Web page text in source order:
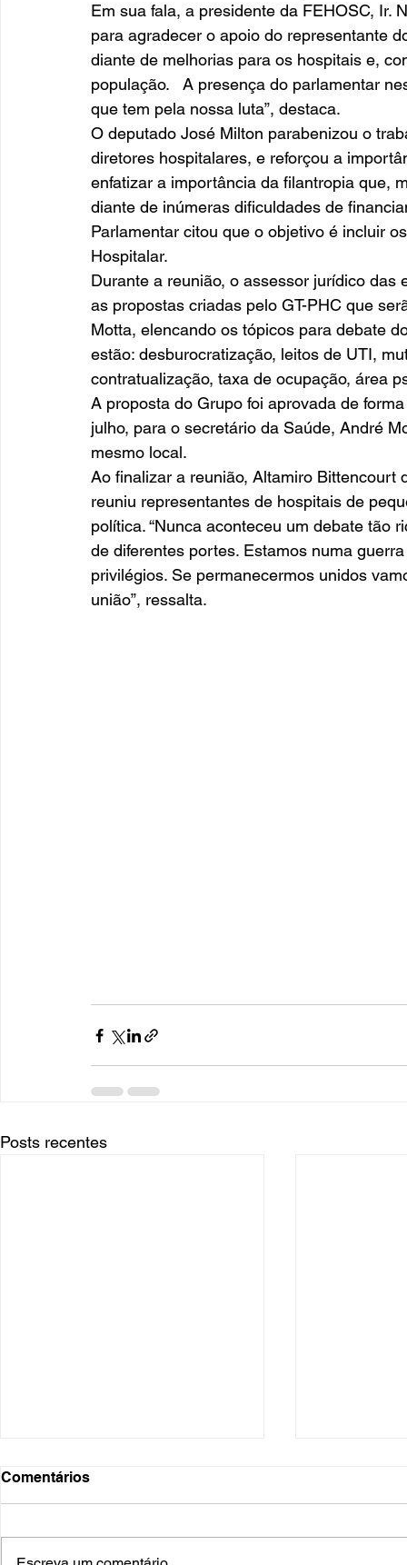
Em sua fala, a presidente da FEHOSC, Ir.
para agradecer o apoio do representante
diante de melhorias para os hospitais e,
população.   A presença do parlamentar
que tem pela nossa luta”, destaca.
O deputado José Milton parabenizou o
diretores hospitalares, e reforçou a
enfatizar a importância da filantropia que,
diante de inúmeras dificuldades de
Parlamentar citou que o objetivo é incluir
Hospitalar.
Durante a reunião, o assessor jurídico
as propostas criadas pelo GT-PHC que
Motta, elencando os tópicos para debate
estão: desburocratização, leitos de UTI,
contratualização, taxa de ocupação, área
A proposta do Grupo foi aprovada de
julho, para o secretário da Saúde, André
mesmo local.
Ao finalizar a reunião, Altamiro
reuniu representantes de hospitais de
política. “Nunca aconteceu um debate tão
de diferentes portes. Estamos numa
privilégios. Se permanecermos unidos
união”, ressalta.
Posts recentes
Comentários